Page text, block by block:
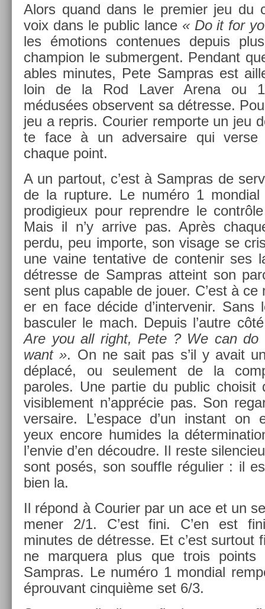
Alors quand dans le pre­mi­er jeu du
voix dans le pub­lic lance « Do it for
les émo­tions con­tenues de­puis
champ­ion le sub­mer­gent. Pen­dant
ables minutes, Pete Sampras est
loin de la Rod Laver Arena ou
médusées ob­ser­vent sa détres­se.
jeu a re­pris. Co­uri­er re­mpor­te un jeu
te face à un ad­versaire qui verse
chaque point.
A un par­tout, c’est à Sampras de
de la rup­ture. Le numéro 1
pro­digieux pour re­prendre le
Mais il n’y ar­rive pas. Après
perdu, peu im­por­te, son visage se
une vaine ten­tative de con­tenir ses
détres­se de Sampras at­teint son
sent plus cap­able de jouer. C’est à
er en face décide d’in­tervenir.
bas­cul­er le mach. De­puis l’autre
Are you all right, Pete ? We can do
want ». On ne sait pas s’il y avait
déplacé, ou seule­ment de la
paroles. Une par­tie du pub­lic choisit
visib­le­ment n’apprécie pas. Son
versaire. L’es­pace d’un in­stant on
yeux en­core humides la
l’envie d’en découd­re. Il reste
sont posés, son souffle réguli­er : il
bien la.
Il répond à Co­uri­er par un ace et un
mener 2/1. C’est fini. C’en est
minutes de détres­se. Et c’est sur­tout
ne mar­quera plus que trois
Sampras. Le numéro 1 mon­di­al
épro­uvant cin­quiè­me set 6/3.